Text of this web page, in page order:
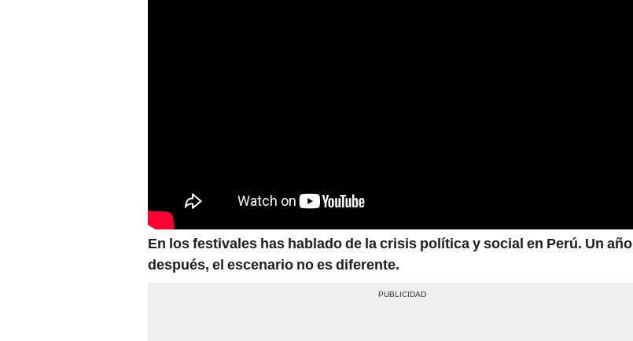
En los festivales has hablado de la crisis política y social en Perú. Un año
después, el escenario no es diferente.